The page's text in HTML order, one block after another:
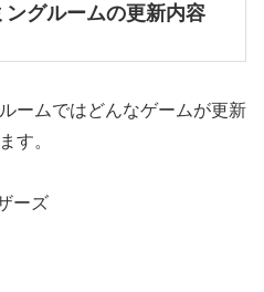
グルームの更新内容
ームではどんなゲームが更新
す。
ーズ